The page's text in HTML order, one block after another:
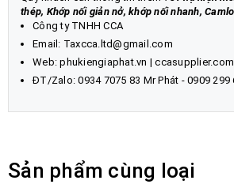
thép, Khớp nối giản nở, khớp nối nhanh,
Công ty TNHH CCA
Email: Taxcca.ltd@gmail.com
Web:phukiengiaphat.vn |ccasupplier.com
ĐT/Zalo:0934 7075 83 Mr Phát - 0909
Sản phẩm cùng loại